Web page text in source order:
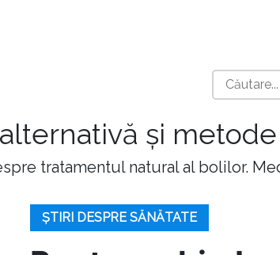
și
tratamentul natural al bolilor.
ȘTIRI DESPRE SĂNĂTATE